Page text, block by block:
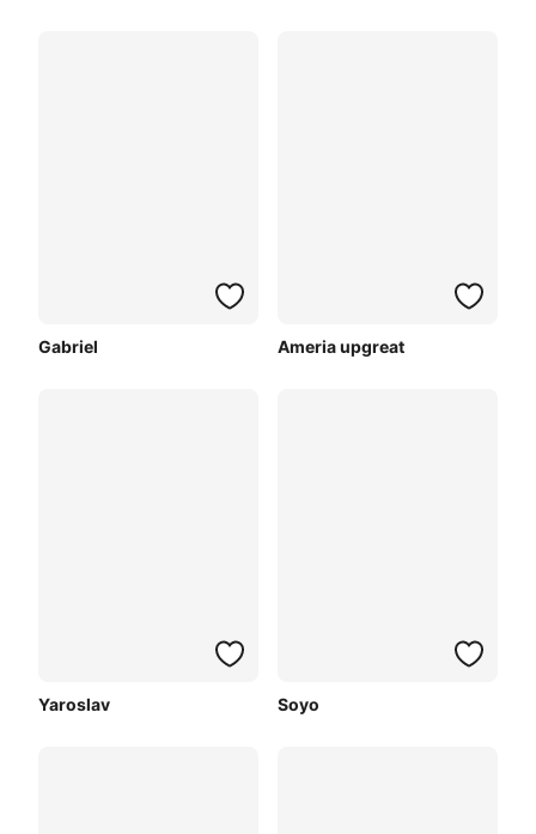
Gabriel Ameria upgreat
Yaroslav Soyo